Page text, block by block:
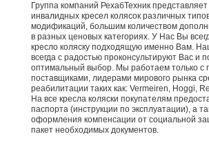
Группа компаний РехабТехник
инвалидных кресел колясок различных
модификаций, большим количеством
в разных ценовых категориях. У Нас Вы
кресло коляску подходящую именно Вам.
всегда с радостью проконсультируют Вас и
оптимальный выбор. Мы работаем только с
поставщиками, лидерами мирового рынка
реабилитации таких как: Vermeiren, Hoggi,
На все кресла коляски покупателям
паспорта (инструкции по эксплуатации), а
оформления компенсации от социальной
пакет необходимых документов.